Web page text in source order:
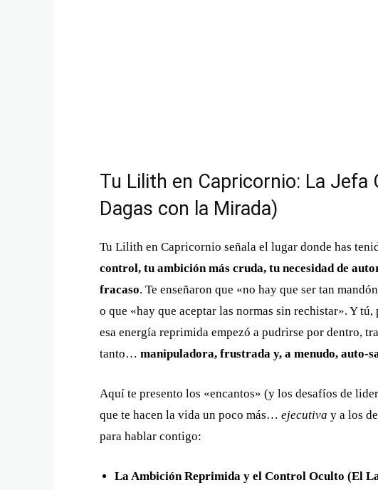
Tu Lilith en Capricornio: La Jefa
Dagas con la Mirada)
Tu Lilith en Capricornio señala el lugar donde has
control, tu ambición más cruda, tu necesidad de
fracaso. Te enseñaron que «no hay que ser tan
o que «hay que aceptar las normas sin rechistar». Y
esa energía reprimida empezó a pudrirse por dentro,
tanto… manipuladora, frustrada y, a menudo, auto-
Aquí te presento los «encantos» (y los desafíos de
que te hacen la vida un poco más… ejecutiva y a los
para hablar contigo:
La Ambición Reprimida y el Control Oculto (El